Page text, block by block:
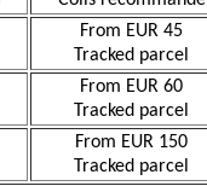
From EUR 45
Tracked parcel
From EUR 60
Tracked parcel
From EUR 150
Tracked parcel